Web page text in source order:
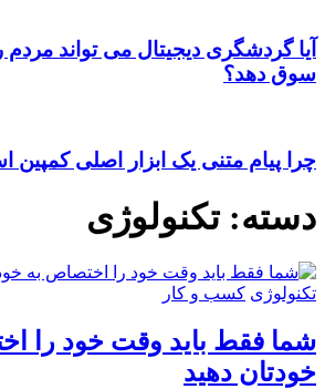
آیا گردشگری دیجیتال می تواند مردم
سوق دهد؟
چرا پیام متنی یک ابزار اصلی کمپین
دسته:تکنولوژی
تکنولوژی کسب و کار
شما فقط باید وقت خود را
خودتان دهید